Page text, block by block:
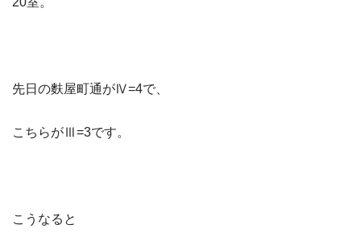
先日の麩屋町通がⅣ=4で、
こちらがⅢ=3です。
こうなると